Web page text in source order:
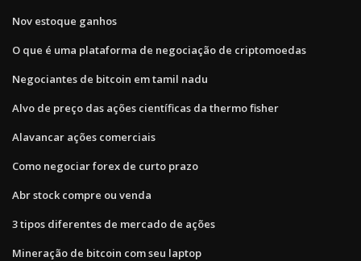
Nov estoque ganhos
O que é uma plataforma de negociação de criptomoedas
Negociantes de bitcoin em tamil nadu
Alvo de preço das ações científicas da thermo fisher
Alavancar ações comerciais
Como negociar forex de curto prazo
Abr stock compre ou venda
3 tipos diferentes de mercado de ações
Mineração de bitcoin com seu laptop